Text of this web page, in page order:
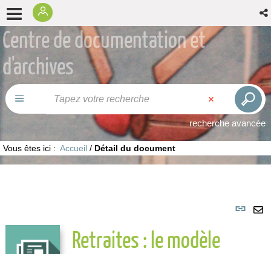
Centre de documentation et
d'archives
recherche avancée
Vous êtes ici : Accueil / Détail du document
Retraites : le modèle